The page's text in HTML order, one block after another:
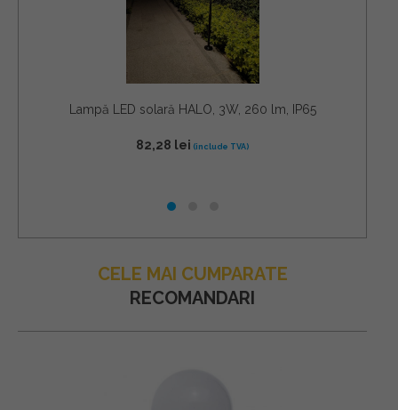
Lampă LED solară HALO, 3W, 260 lm, IP65
82,28 lei
CELE MAI CUMPARATE
RECOMANDARI